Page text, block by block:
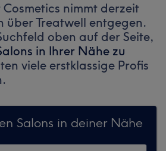
nimmt derzeit
über Treatwell entgegen.
oben auf der Seite,
in Ihrer Nähe zu
viele erstklassige Profis
Salons in deiner Nähe